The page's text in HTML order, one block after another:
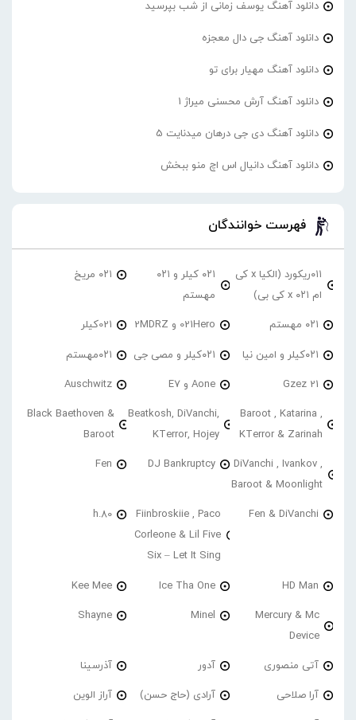
دانلود آهنگ یوسف زمانی از شب بپرسید
دانلود آهنگ جی دال معجزه
دانلود آهنگ مهیار برای تو
دانلود آهنگ آرش محسنی میراژ 1
دانلود آهنگ دی جی درهان میدنایت 5
دانلود آهنگ دانیال اس اچ منو ببخش
فهرست خوانندگان
۰۱۱ریکورد (الکیا x کی
ام ۰۲۱ x کی بی)
۰۲۱ کیلر و ۰۲۱
مهستم
۰۲۱ مریخ
۰۲۱ مهستم 021Hero و 2MDRZ 021کیلر
۰۲۱کیلر و امین نیا ۰۲۱کیلر و مصی جی ۰۲۱مهستم
21 Gzez Aone و E7 Auschwitz
Baroot , Katarina ,
KTerror & Zarinah
Beatkosh, DiVanchi,
KTerror, Hojey
Black Baethoven &
Baroot
DiVanchi , Ivankov ,
Baroot & Moonlight
DJ Bankruptcy
Fen
Fen & DiVanchi
Fiinbroskiie , Paco
Corleone & Lil Five
Six – Let It Sing
h.80
HD Man
Ice Tha One
Kee Mee
Mercury & Mc
Device
Minel
Shayne
آتی منصوری آدور آذرسینا
آرا صلاحی آرادی (حاج حسن) آراز الوین